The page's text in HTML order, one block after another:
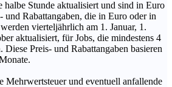
halbe Stunde aktualisiert und sind in Euro
und Rabattangaben, die in Euro oder in
vierteljährlich am 1. Januar, 1.
aktualisiert, für Jobs, die mindestens 4
Diese Preis- und Rabattangaben basieren
Mehrwertsteuer und eventuell anfallende